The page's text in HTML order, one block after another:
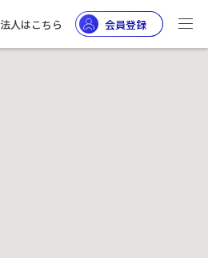
法人はこちら 会員登録